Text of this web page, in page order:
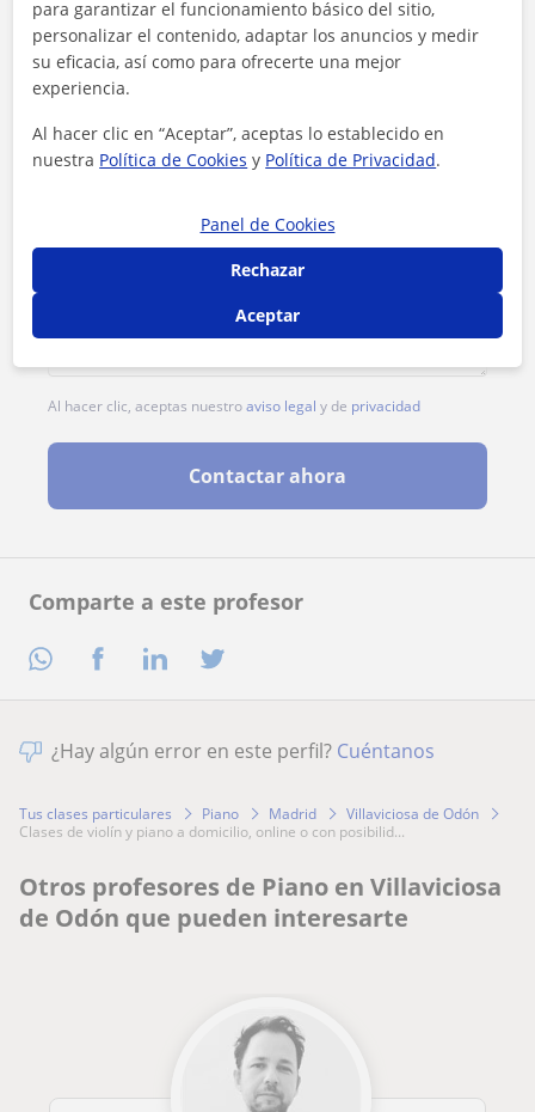
Comparte a este profesor
Al hacer clic, aceptas nuestroaviso legal y de privacidad
Contactar ahora
¿Hay algún error en este perfil? Cuéntanos
Tus clases particulares Piano Madrid
Villaviciosa de Odón
clases de violín y piano a domicilio, online o con posibilid...
Otros profesores de Piano en Villaviciosa
de Odón que pueden interesarte
para garantizar el funcionamiento básico del sitio,
personalizar el contenido, adaptar los anuncios y medir
su eficacia, así como para ofrecerte una mejor
experiencia.
Al hacer clic en “Aceptar”, aceptas lo establecido en
nuestra Política de Cookies y Política de Privacidad.
Panel de Cookies
Rechazar
Aceptar